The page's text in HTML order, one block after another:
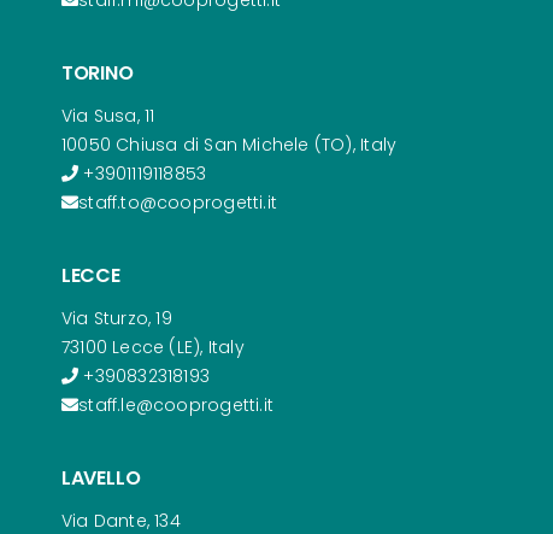
TORINO
Via Susa, 11
10050 Chiusa di San Michele (TO), Italy
+3901119118853
staff.to@cooprogetti.it
LECCE
Via Sturzo, 19
73100 Lecce (LE), Italy
+390832318193
staff.le@cooprogetti.it
LAVELLO
Via Dante, 134